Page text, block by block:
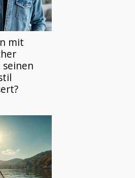
mit
seinen